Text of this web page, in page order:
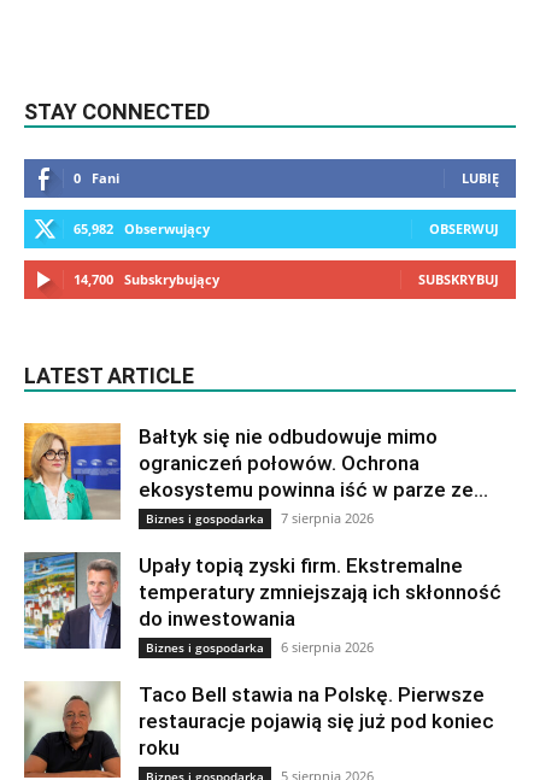
STAY CONNECTED
0 Fani LUBIĘ
65,982 Obserwujący OBSERWUJ
14,700 Subskrybujący SUBSKRYBUJ
LATEST ARTICLE
Bałtyk się nie odbudowuje mimo
ograniczeń połowów. Ochrona
ekosystemu powinna iść w parze ze...
Biznes i gospodarka 7 sierpnia 2026
Upały topią zyski firm. Ekstremalne
temperatury zmniejszają ich skłonność
do inwestowania
Biznes i gospodarka 6 sierpnia 2026
Taco Bell stawia na Polskę. Pierwsze
restauracje pojawią się już pod koniec
roku
Biznes i gospodarka 5 sierpnia 2026